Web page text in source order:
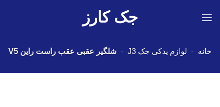
جک کارز
خانه - لوازم یدکی جک J3 - شلگیر عقبی عقب راست راین V5